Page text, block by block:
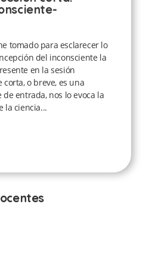
tomado para esclarecer lo
del inconsciente la
en la sesión
o breve, es una
entrada, nos lo evoca la
la ciencia...